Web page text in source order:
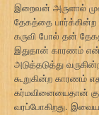
இறைவன் அருளால்
தேகத்தை பார்க்கின்ற
கருவி போல் தன்
இதுதான் காரணம்
அடுத்தடுத்து
கூறுகின்ற காரணம்
கர்மவினையைதான்
வரப்போகிறது.